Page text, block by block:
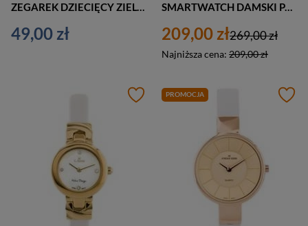
ZEGAREK DZIECIĘCY ZIELONY PERFECT 8202 (zp347c)
49,00 zł
SMARTWATCH DAMSKI PACIFIC 27-3 BIAŁY - CIŚNIENIOMIERZ (sy022c)
209,00 zł
Najniższa cena: 209,00 zł
269,00 zł
PROMOCJA